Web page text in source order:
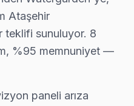
ekran kullanan tüketiciler
kaymaları ve kararma.
kullanılan bazı
- ₺3,000 arası.
Ataşehir
teklifi sunuluyor. 8
%95 memnuniyet —
paneli arıza